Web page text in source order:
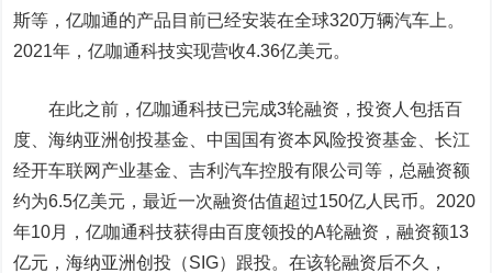
斯等，亿咖通的产品目前已经安装在全球320万辆汽车上。
2021年，亿咖通科技实现营收4.36亿美元。
在此之前，亿咖通科技已完成3轮融资，投资人包括百
度 、海纳亚洲创投基金、中国国有资本风险投资基金、长江
经开车联网产业基金、吉利汽车控股有限公司等，总融资额
约为6.5亿美元，最近一次融资估值超过150亿人民币。2020
年10月，亿咖通科技获得由百度领投的A轮融资，融资额13
亿元，海纳亚洲创投（SIG）跟投。在该轮融资后不久，